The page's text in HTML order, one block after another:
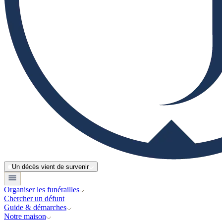
Un décès vient de survenir
Organiser les funérailles
Chercher un défunt
Guide & démarches
Notre maison